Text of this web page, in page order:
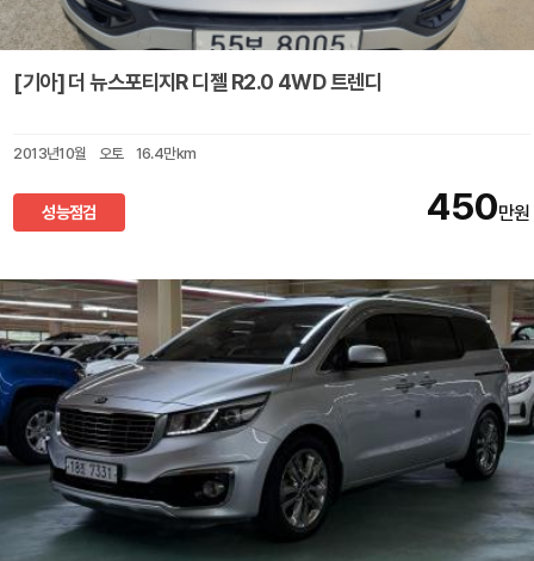
[기아] 더 뉴스포티지R 디젤 R2.0 4WD 트렌디
2013년10월 오토 16.4만km
성능점검 450만원